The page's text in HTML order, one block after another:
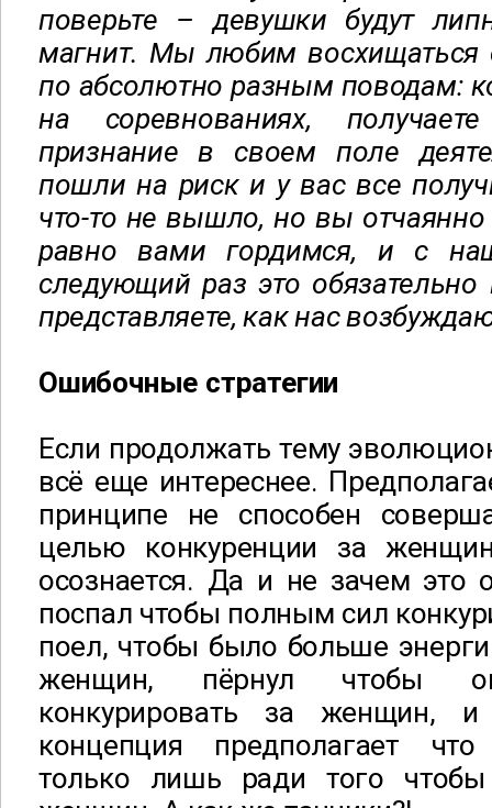
поверьте – девушки будут
магнит. Мы любим
по абсолютно разным поводам:
на соревнованиях,
признание в своем поле
пошли на риск и у вас все
что-то не вышло, но вы
равно вами гордимся, и с
следующий раз это
представляете, как нас
Ошибочные стратегии
Если продолжать тему
всё еще интереснее.
принципе не способен
целью конкуренции за
осознается. Да и не зачем это
поспал чтобы полным сил
поел, чтобы было больше
женщин, пёрнул чтобы
конкурировать за женщин,
концепция предполагает
только лишь ради того чтобы